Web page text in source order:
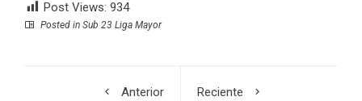
Post Views: 934
Posted in Sub 23 Liga Mayor
Anterior
Reciente